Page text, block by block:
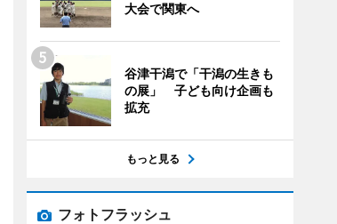
大会で関東へ
谷津干潟で「干潟の生きも
の展」 子ども向け企画も
拡充
もっと見る
フォトフラッシュ